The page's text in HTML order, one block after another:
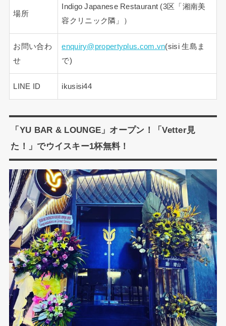
場所
Indigo Japanese Restaurant (3区「湘南美
容クリニック隣」）
お問い合わ
せ
enquiry@propertyplus.com.vn(sisi 生島ま
で)
LINE ID ikusisi44
「YU BAR & LOUNGE」オープン！「Vetter見
た！」でウイスキー1杯無料！